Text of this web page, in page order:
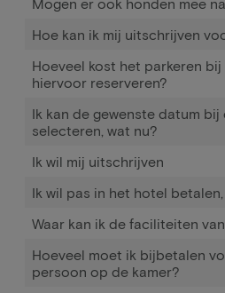
Hoe kan ik mij uitschrijven
Hoeveel kost het parkeren
hiervoor reserveren?
Ik kan de gewenste datum
selecteren, wat nu?
Ik wil mij uitschrijven
Ik wil pas in het hotel
Waar kan ik de faciliteiten
Hoeveel moet ik bijbetalen
persoon op de kamer?